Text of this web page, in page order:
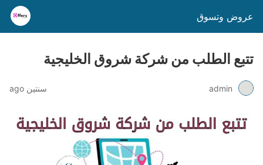
عروض وتسوق
تتبع الطلب من شركة شروق الخليجية
admin سنتين ago